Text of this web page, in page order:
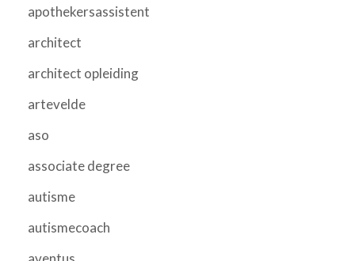
apothekersassistent
architect
architect opleiding
artevelde
aso
associate degree
autisme
autismecoach